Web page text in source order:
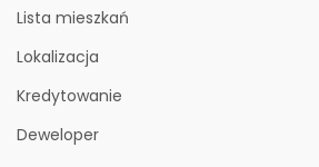
Lista mieszkań
Lokalizacja
Kredytowanie
Deweloper